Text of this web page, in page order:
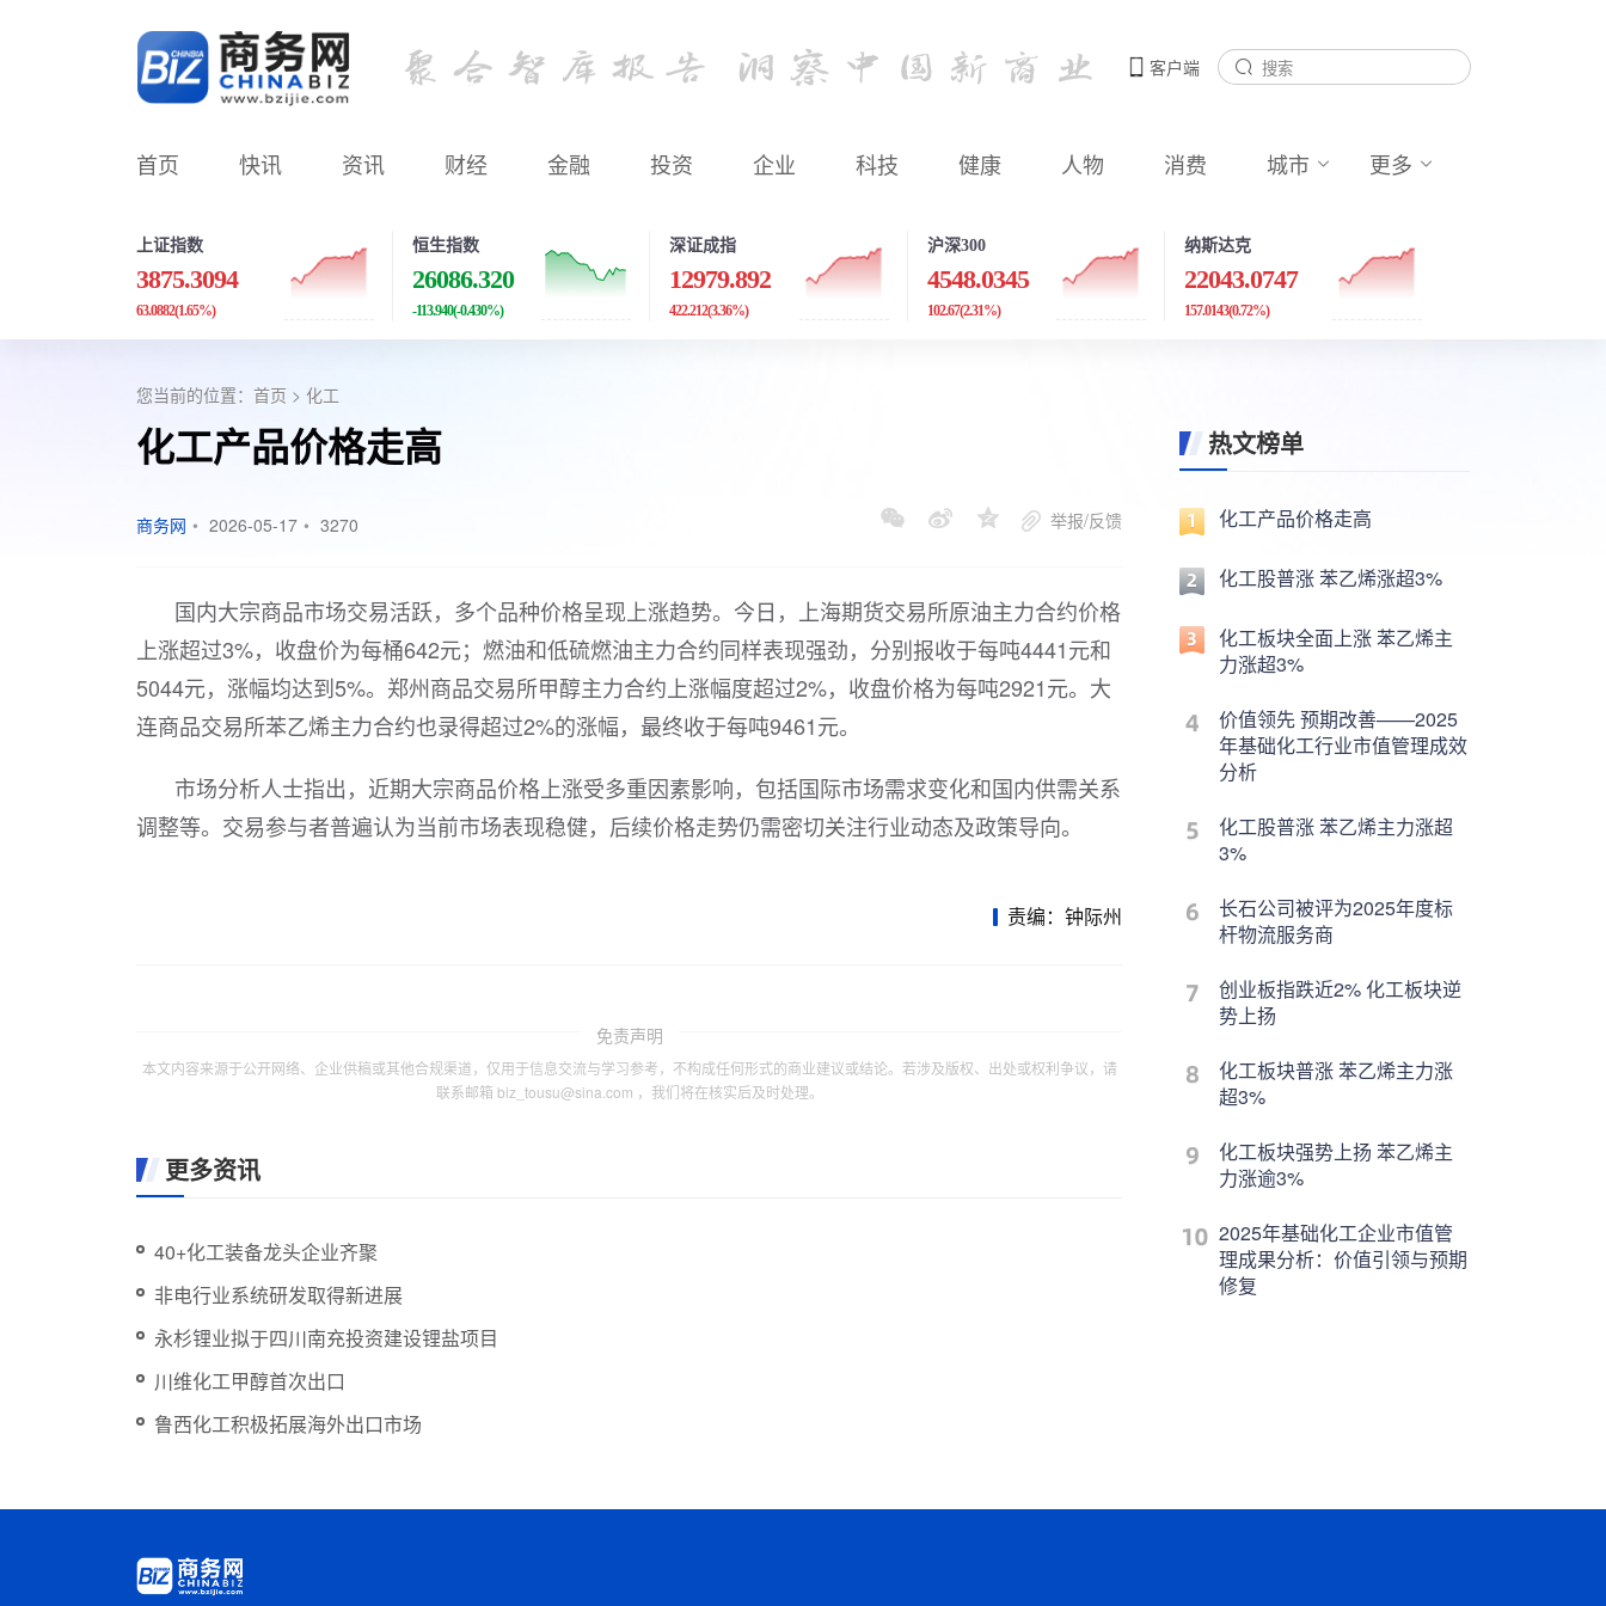
客户端
首页 快讯 资讯 财经 金融 投资 企业 科技 健康 人物 消费 城市 更多
上证指数
3875.3094
63.0882(1.65%)
恒生指数
26086.320
-113.940(-0.430%)
深证成指
12979.892
422.212(3.36%)
沪深300
4548.0345
102.67(2.31%)
纳斯达克
22043.0747
157.0143(0.72%)
您当前的位置： 首页 > 化工
化工产品价格走高
商务网 • 2026-05-17 • 3270 举报/反馈
国内大宗商品市场交易活跃，多个品种价格呈现上涨趋势。今日，上海期货交易所原油主力合约价格
上涨超过3%，收盘价为每桶642元；燃油和低硫燃油主力合约同样表现强劲，分别报收于每吨4441元和
5044元，涨幅均达到5%。郑州商品交易所甲醇主力合约上涨幅度超过2%，收盘价格为每吨2921元。大
连商品交易所苯乙烯主力合约也录得超过2%的涨幅，最终收于每吨9461元。
市场分析人士指出，近期大宗商品价格上涨受多重因素影响，包括国际市场需求变化和国内供需关系
调整等。交易参与者普遍认为当前市场表现稳健，后续价格走势仍需密切关注行业动态及政策导向。
责编：钟际州
免责声明
本文内容来源于公开网络、企业供稿或其他合规渠道，仅用于信息交流与学习参考，不构成任何形式的商业建议或结论。若涉及版权、出处或权利争议，请
联系邮箱 biz_tousu@sina.com ，我们将在核实后及时处理。
更多资讯
40+化工装备龙头企业齐聚
非电行业系统研发取得新进展
永杉锂业拟于四川南充投资建设锂盐项目
川维化工甲醇首次出口
鲁西化工积极拓展海外出口市场
热文榜单
化工产品价格走高
化工股普涨 苯乙烯涨超3%
化工板块全面上涨 苯乙烯主
力涨超3%
价值领先 预期改善——2025
年基础化工行业市值管理成效
分析
化工股普涨 苯乙烯主力涨超
3%
长石公司被评为2025年度标
杆物流服务商
创业板指跌近2% 化工板块逆
势上扬
化工板块普涨 苯乙烯主力涨
超3%
化工板块强势上扬 苯乙烯主
力涨逾3%
2025年基础化工企业市值管
理成果分析：价值引领与预期
修复